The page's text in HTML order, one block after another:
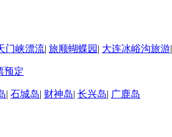
门峡漂流| 旅顺蝴蝶园 | 大连冰峪沟旅游|
预定
| 石城岛| 财神岛| 长兴岛| 广鹿岛